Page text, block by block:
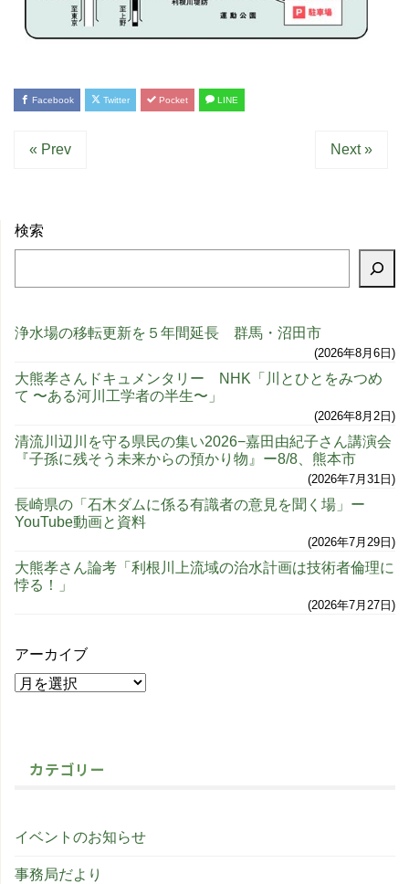
Facebook Twitter Pocket LINE
« Prev Next »
検索
浄水場の移転更新を５年間延長 群馬・沼田市
2026年8月6日
大熊孝さんドキュメンタリー NHK「川とひとをみつめ
て 〜ある河川工学者の半生〜」
2026年8月2日
清流川辺川を守る県民の集い2026−嘉田由紀子さん講演会
『子孫に残そう未来からの預かり物』ー8/8、熊本市
2026年7月31日
長崎県の「石木ダムに係る有識者の意見を聞く場」ー
YouTube動画と資料
2026年7月29日
大熊孝さん論考「利根川上流域の治水計画は技術者倫理に
悖る！」
2026年7月27日
アーカイブ
カテゴリー
イベントのお知らせ
事務局だより